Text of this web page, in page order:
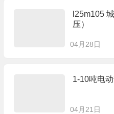
l25m105
压）
04月28日
1-10吨电
04月21日